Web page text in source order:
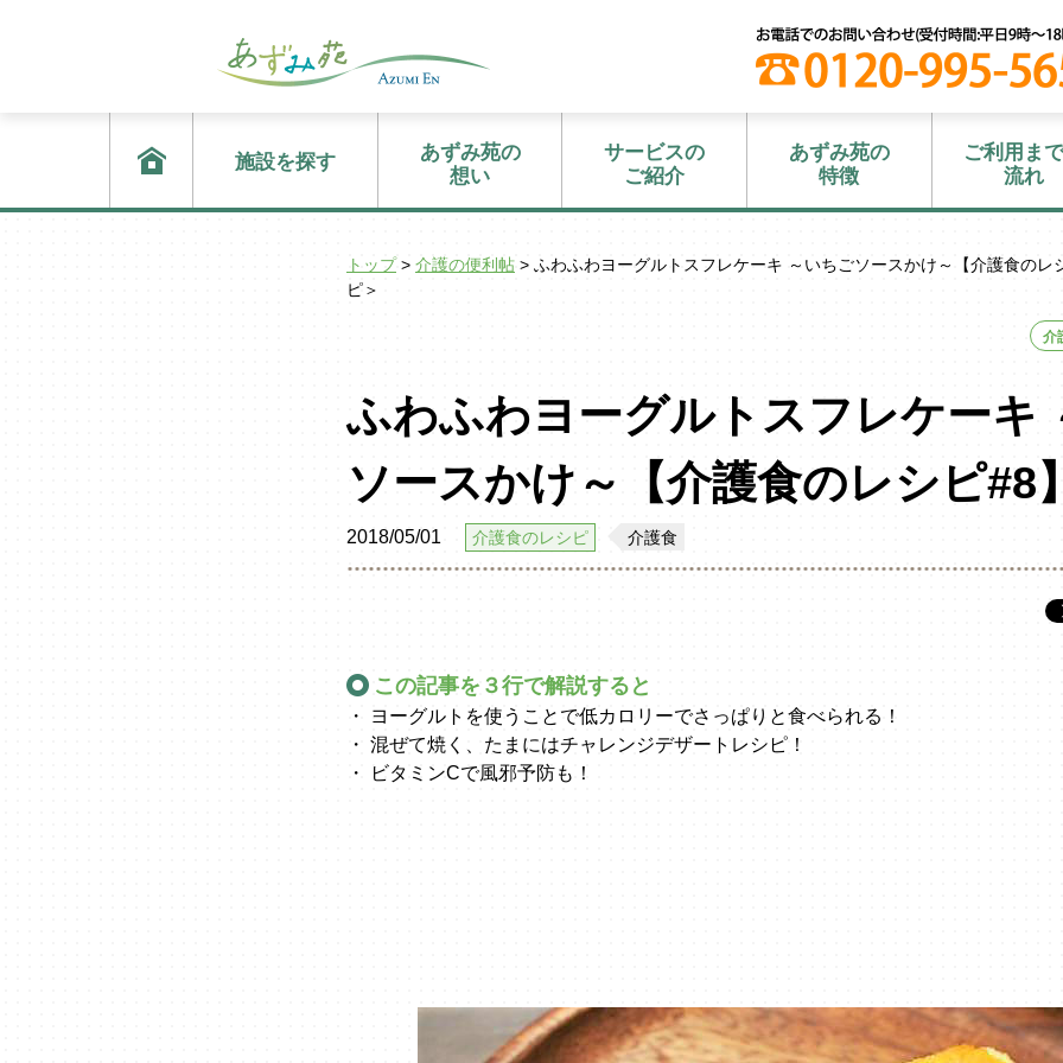
施設を探す
あずみ苑の
想い
サービスの
ご紹介
あずみ苑の
特徴
ご利用ま
流れ
トップ> 介護の便利帖 > ふわふわヨーグルトスフレケーキ ～いちごソースかけ～【介護食のレ
ピ＞
介
ふわふわヨーグルトスフレケーキ
ソースかけ～【介護食のレシピ#8
2018/05/01 介護食のレシピ 介護食
この記事を３行で解説すると
・ ヨーグルトを使うことで低カロリーでさっぱりと食べられる！
・ 混ぜて焼く、たまにはチャレンジデザートレシピ！
・ ビタミンCで風邪予防も！